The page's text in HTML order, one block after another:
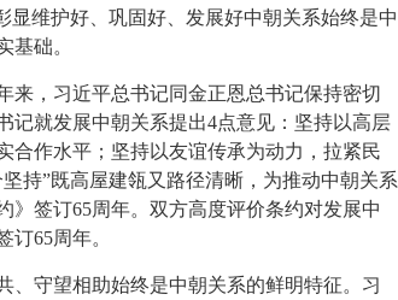
维护好、巩固好、发展好中朝关系始终是中
基础。
，习近平总书记同金正恩总书记保持密切
记就发展中朝关系提出4点意见：坚持以高层
合作水平；坚持以友谊传承为动力，拉紧民
持”既高屋建瓴又路径清晰，为推动中朝关系
签订65周年。双方高度评价条约对发展中
65周年。
守望相助始终是中朝关系的鲜明特征。习